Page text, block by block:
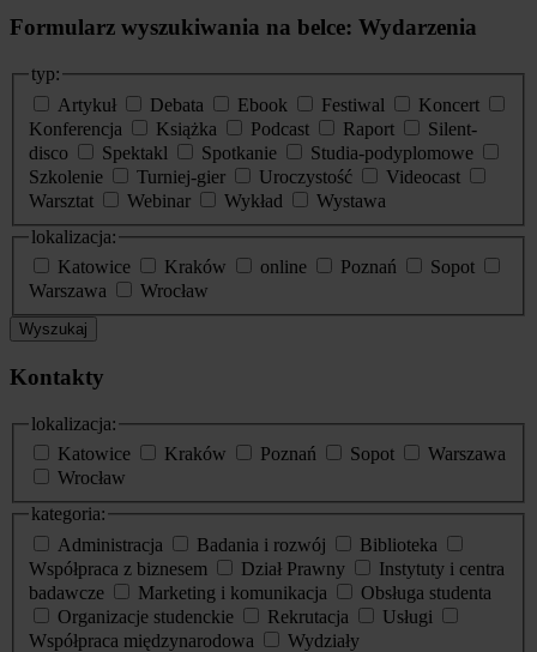
Formularz wyszukiwania na belce: Wydarzenia
typ:
Artykuł
Debata Ebook Festiwal
Koncert
Konferencja
Książka Podcast Raport
Silent-
disco
Spektakl Spotkanie
Studia-podyplomowe
Szkolenie
Turniej-gier Uroczystość
Videocast
Warsztat
Webinar Wykład
Wystawa
lokalizacja:
Katowice
Kraków online Poznań
Sopot
Warszawa
Wrocław
Wyszukaj
Kontakty
lokalizacja:
Katowice
Kraków Poznań Sopot
Warszawa
Wrocław
kategoria:
Administracja
Badania i rozwój
Biblioteka
Współpraca z biznesem
Dział Prawny
Instytuty i centra
badawcze
Marketing i komunikacja
Obsługa studenta
Organizacje studenckie
Rekrutacja
Usługi
Współpraca międzynarodowa
Wydziały